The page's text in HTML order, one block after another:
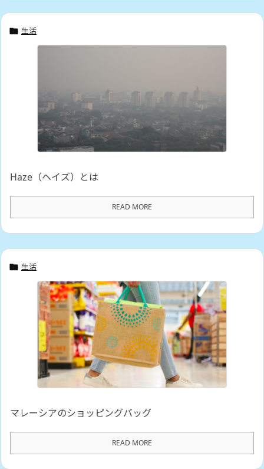
 生活
Haze（ヘイズ）とは
READ MORE
 生活
マレーシアのショッピングバッグ
READ MORE